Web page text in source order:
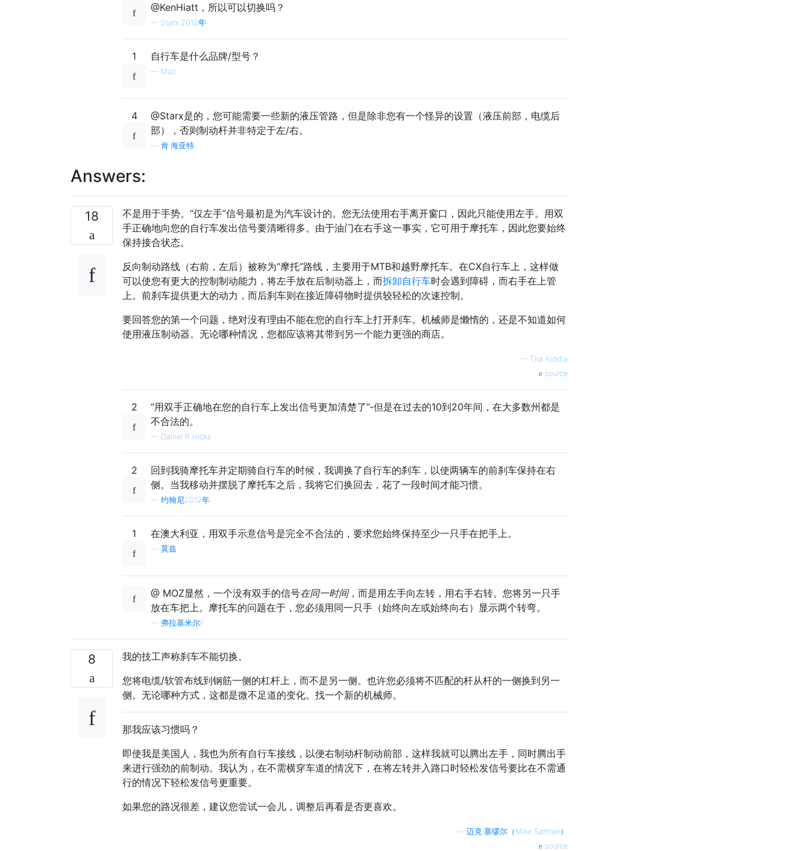
@KenHiatt，所以可以切换吗？
— Starx 2012年
1 自行车是什么品牌/型号？
— Mac
4
@Starx是的，您可能需要一些新的液压管路，但是除非您有一个怪异的设置（液压前部，电缆后
部），否则制动杆并非特定于左/右。
肯·海亚特
Answers:
18
不是用于手势。“仅左手”信号最初是为汽车设计的。您无法使用右手离开窗口，因此只能使用左手。用双
手正确地向您的自行车发出信号要清晰得多。由于油门在右手这一事实，它可用于摩托车，因此您要始终
保持接合状态。
反向制动路线（右前，左后）被称为“摩托”路线，主要用于MTB和越野摩托车。在CX自行车上，这样做
可以使您有更大的控制制动能力，将左手放在后制动器上，而拆卸自行车时会遇到障碍，而右手在上管
上。前刹车提供更大的动力，而后刹车则在接近障碍物时提供较轻松的次速控制。
要回答您的第一个问题，绝对没有理由不能在您的自行车上打开刹车。机械师是懒惰的，还是不知道如何
使用液压制动器。无论哪种情况，您都应该将其带到另一个能力更强的商店。
— Tha Riddla
source
2
“用双手正确地在您的自行车上发出信号更加清楚了”-但是在过去的10到20年间，在大多数州都是
不合法的。
— Daniel R Hicks
2
回到我骑摩托车并定期骑自行车的时候，我调换了自行车的刹车，以使两辆车的前刹车保持在右
侧。当我移动并摆脱了摩托车之后，我将它们换回去，花了一段时间才能习惯。
约翰尼2012年
1 在澳大利亚，用双手示意信号是完全不合法的，要求您始终保持至少一只手在把手上。
莫兹
@ MOZ显然，一个没有双手的信号在同一时间，而是用左手向左转，用右手右转。您将另一只手
放在车把上。摩托车的问题在于，您必须用同一只手（始终向左或始终向右）显示两个转弯。
弗拉基米尔F
8
我的技工声称刹车不能切换。
您将电缆/软管布线到钢筋一侧的杠杆上，而不是另一侧。也许您必须将不匹配的杆从杆的一侧换到另一
侧。无论哪种方式，这都是微不足道的变化。找一个新的机械师。
那我应该习惯吗？
即使我是美国人，我也为所有自行车接线，以便右制动杆制动前部，这样我就可以腾出左手，同时腾出手
来进行强劲的前制动。我认为，在不需横穿车道的情况下，在将左转并入路口时轻松发信号要比在不需通
行的情况下轻松发信号更重要。
如果您的路况很差，建议您尝试一会儿，调整后再看是否更喜欢。
迈克·塞缪尔（Mike Samuel）
source